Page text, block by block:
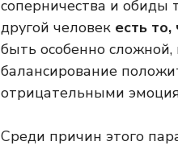
соперничества и обиды
другой человек есть
быть особенно сложной,
балансирование
отрицательными
Среди причин этого